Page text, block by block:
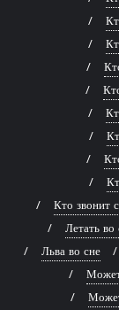
Кто звонит
Летать во
Льва во сне